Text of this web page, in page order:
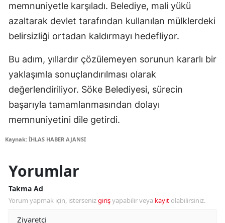
memnuniyetle karşıladı. Belediye, mali yükü
azaltarak devlet tarafından kullanılan mülklerdeki
belirsizliği ortadan kaldırmayı hedefliyor.
Bu adım, yıllardır çözülemeyen sorunun kararlı bir
yaklaşımla sonuçlandırılması olarak
değerlendiriliyor. Söke Belediyesi, sürecin
başarıyla tamamlanmasından dolayı
memnuniyetini dile getirdi.
Kaynak: İHLAS HABER AJANSI
Yorumlar
Takma Ad
Yorum yapmak için, istersenizgirişyapabilir veya kayıt olabilirsiniz.